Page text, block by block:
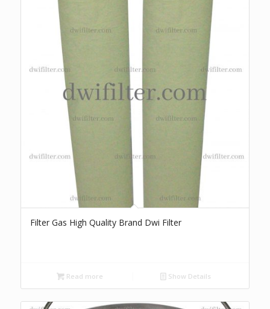
Filter Gas High Quality Brand Dwi Filter
Read more Show Details